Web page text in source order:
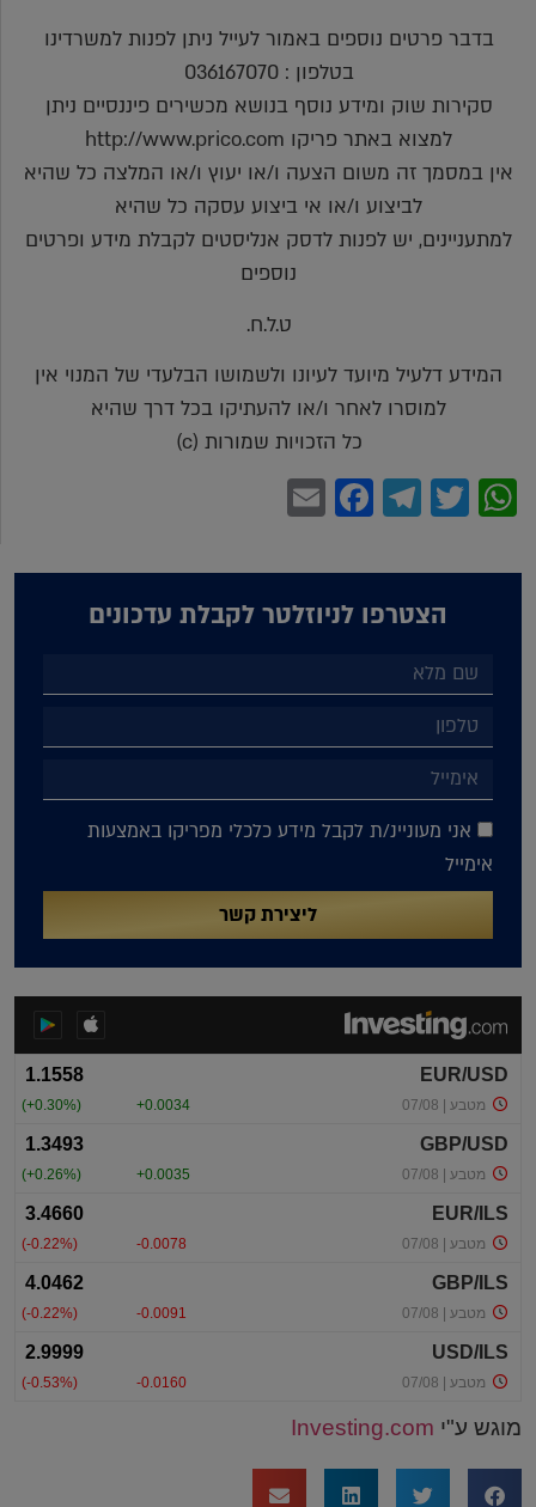
בדבר פרטים נוספים באמור לעייל ניתן לפנות למשרדינו
בטלפון : 036167070
סקירות שוק ומידע נוסף בנושא מכשירים פיננסיים ניתן
למצוא באתר פריקו http://www.prico.com
אין במסמך זה משום הצעה ו/או יעוץ ו/או המלצה כל שהיא
לביצוע ו/או אי ביצוע עסקה כל שהיא
למתעניינים, יש לפנות לדסק אנליסטים לקבלת מידע ופרטים
נוספים
ט.ל.ח.
המידע דלעיל מיועד לעיונו ולשמושו הבלעדי של המנוי אין
למוסרו לאחר ו/או להעתיקו בכל דרך שהיא
כל הזכויות שמורות (c)
WhatsApp
Twitter
Telegram
Facebook
הצטרפו לניוזלטר לקבלת עדכונים
אני מעוניינ/ת לקבל מידע כלכלי מפריקו באמצעות
אימייל
ליצירת קשר
מוגש ע"י Investing.com